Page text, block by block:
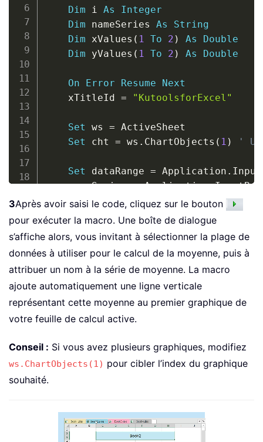
Dim i As
Integer
Dim nameSeries As
String
Dim xValues ( 1 To 2 ) As
Double
Dim yValues ( 1 To 2 ) As Double
On Error Resume
Next
    xTitleId
= "KutoolsforExcel"
Set ws = ActiveSheet
Set cht = ws . ChartObjects ( 1 ) '
Set dataRange = Application .
    nameSeries
= Application.InputBox
    avgValue
= Application
    xValues
1) = avgValue
    xValues
(2) = avgValue
    yValues
(1) = 0
    yValues
(2 ) = 1
With cht.Chart
With .SeriesCollection(.
.Name = nameSeries
.AxisGroup = 1
End With
3Après avoir saisi le code, cliquez sur le bouton
pour exécuter la macro. Une boîte de dialogue
s’affiche alors, vous invitant à sélectionner la plage de
données à utiliser pour le calcul de la moyenne, puis à
attribuer un nom à la série de moyenne. La macro
ajoute automatiquement une ligne verticale
représentant cette moyenne au premier graphique de
votre feuille de calcul active.
Conseil : Si vous avez plusieurs graphiques, modifiez
ws.ChartObjects(1) pour cibler l’index du graphique
souhaité.